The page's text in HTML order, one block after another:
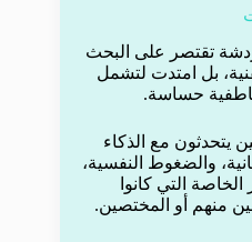
تقتصر على البحث
بل امتدت لتشمل
حساسة.
يتحدثون مع الذكاء
والضغوط النفسية،
التي كانوا
منهم أو المختصين.